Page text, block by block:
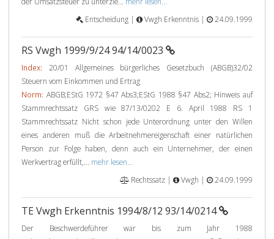
Entscheidung |
Vwgh Erkenntnis | 24.09.1999
RS Vwgh 1999/9/24 94/14/0023
Index: 20/01 Allgemeines bürgerliches Gesetzbuch (ABGB)32/02
Steuern vom Einkommen und Ertrag
Norm: ABGB;EStG 1972 §47 Abs3;EStG 1988 §47 Abs2; Hinweis auf
Stammrechtssatz GRS wie 87/13/0202 E 6. April 1988 RS 1
Stammrechtssatz Nicht schon jede Unterordnung unter den Willen
eines anderen muß die Arbeitnehmereigenschaft einer natürlichen
Person zur Folge haben, denn auch ein Unternehmer, der einen
Werkvertrag erfüllt,... mehr lesen...
Rechtssatz |
Vwgh | 24.09.1999
TE Vwgh Erkenntnis 1994/8/12 93/14/0214
Der Beschwerdeführer war bis zum Jahr 1988